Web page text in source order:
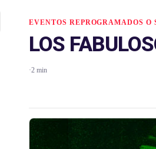
EVENTOS REPROGRAMADOS O
LOS
·2 min